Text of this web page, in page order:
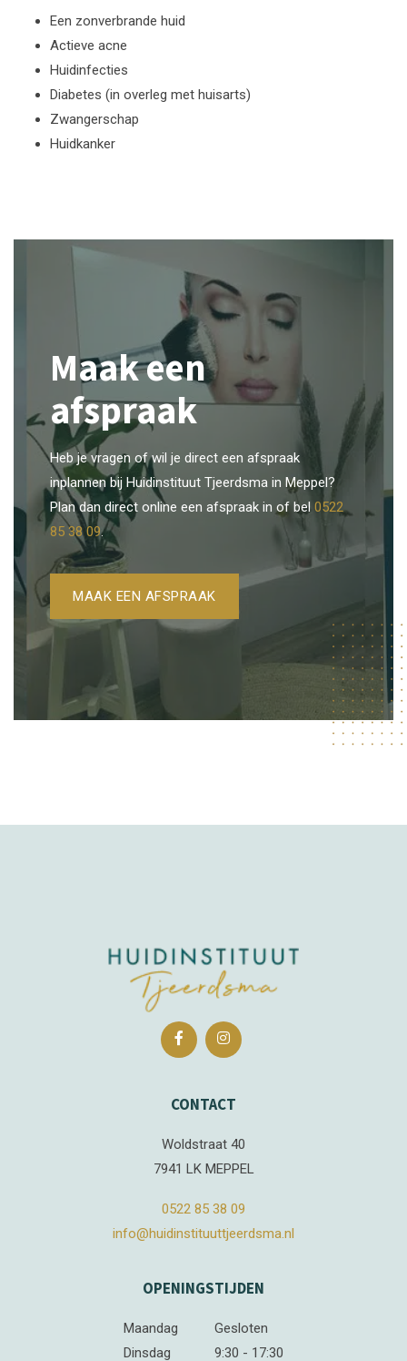
Een zonverbrande huid
Actieve acne
Huidinfecties
Diabetes (in overleg met huisarts)
Zwangerschap
Huidkanker
Maak een
afspraak
Heb je vragen of wil je direct een afspraak
inplannen bij Huidinstituut Tjeerdsma in Meppel?
Plan dan direct online een afspraak in of bel 0522
85 38 09.
MAAK EEN AFSPRAAK
CONTACT
Woldstraat 40
7941 LK MEPPEL
0522 85 38 09
info@huidinstituuttjeerdsma.nl
OPENINGSTIJDEN
Maandag
Gesloten
Dinsdag
9:30 - 17:30